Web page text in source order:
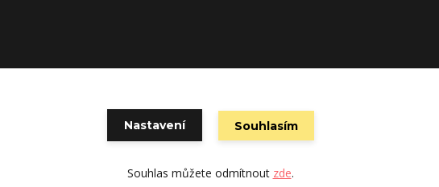
Vytvořeno na
Nastavení Souhlasím
Souhlas můžete odmítnout zde.